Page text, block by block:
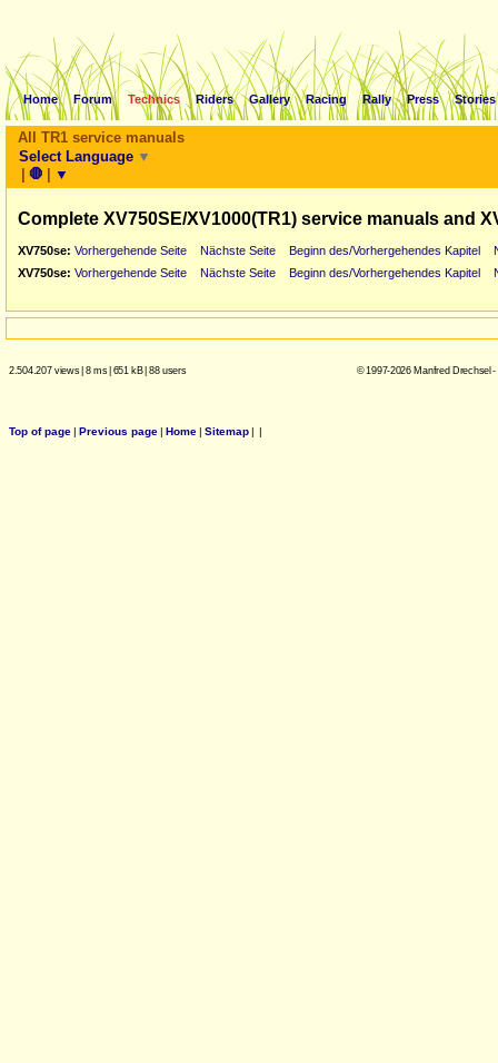
Home Forum Technics Riders Gallery Racing Rally Press Stories
All TR1 service manuals
Select Language ▼
| 🛑 | ▼
Complete XV750SE/XV1000(TR1) service manuals and
XV750se: Vorhergehende Seite Nächste Seite Beginn des/Vorhergehendes Kapitel
XV750se: Vorhergehende Seite Nächste Seite Beginn des/Vorhergehendes Kapitel
2.504.207 views| 8 ms| 651 kB| 88 users © 1997-2026 Manfred Drechsel
Top of page| Previous page| Home| Sitemap| |